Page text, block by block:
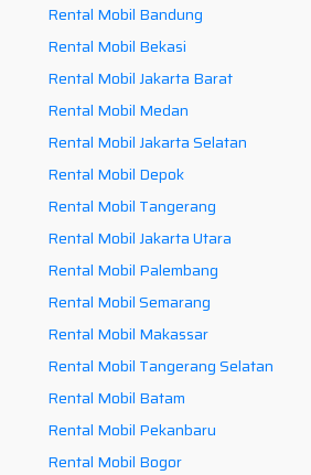
Rental Mobil Bandung
Rental Mobil Bekasi
Rental Mobil Jakarta Barat
Rental Mobil Medan
Rental Mobil Jakarta Selatan
Rental Mobil Depok
Rental Mobil Tangerang
Rental Mobil Jakarta Utara
Rental Mobil Palembang
Rental Mobil Semarang
Rental Mobil Makassar
Rental Mobil Tangerang Selatan
Rental Mobil Batam
Rental Mobil Pekanbaru
Rental Mobil Bogor